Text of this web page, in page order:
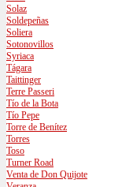
Solaz
Soldepeñas
Soliera
Sotonovillos
Syriaca
Tágara
Taittinger
Terre Passeri
Tío de la Bota
Tío Pepe
Torre de Benítez
Torres
Toso
Turner Road
Venta de Don Quijote